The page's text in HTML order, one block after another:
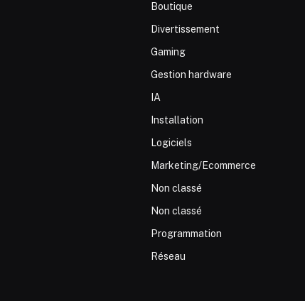
Boutique
Divertissement
Gaming
Gestion hardware
IA
Installation
Logiciels
Marketing/Ecommerce
Non classé
Non classé
Programmation
Réseau